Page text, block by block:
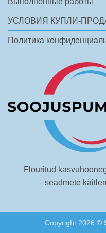
УСЛОВИЯ КУПЛИ-
Политика
Flouritud
seadmete
Copyright 2026 ©